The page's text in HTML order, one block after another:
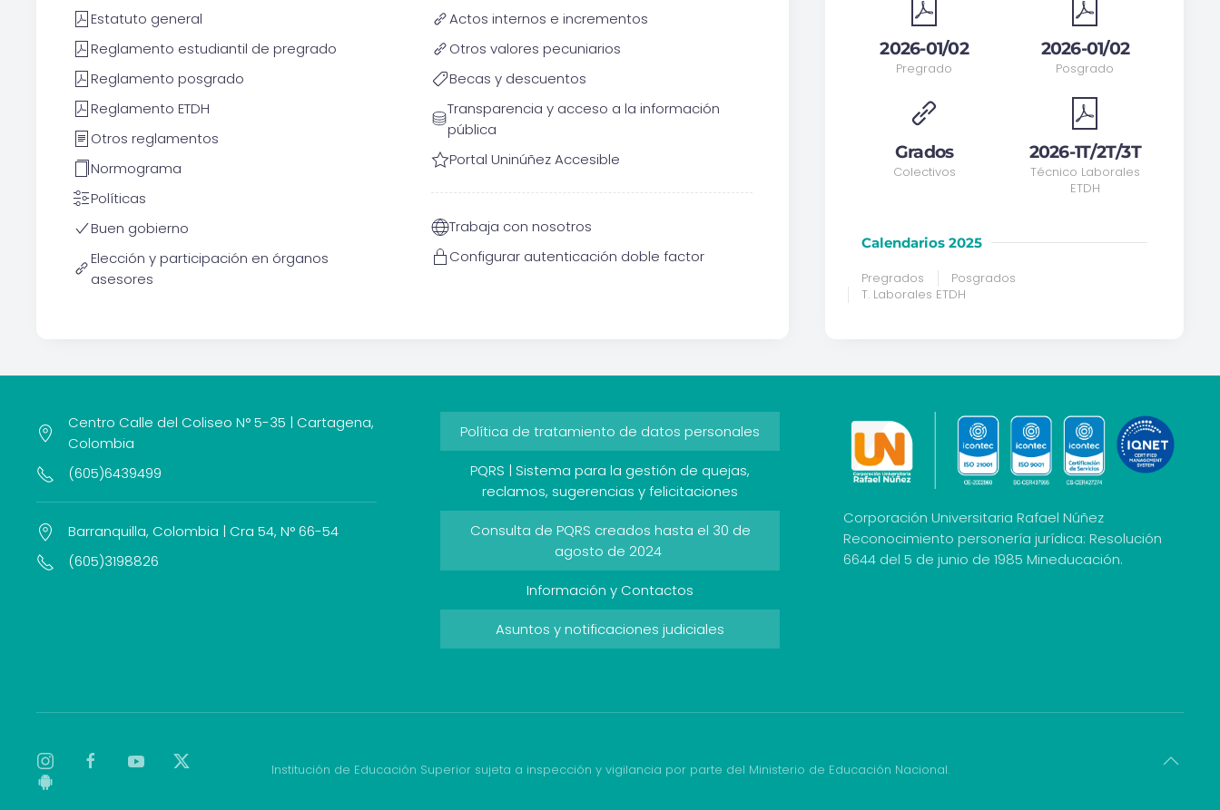
Estatuto general
Reglamento estudiantil de pregrado
Reglamento posgrado
Reglamento ETDH
Otros reglamentos
Normograma
Políticas
Buen gobierno
Elección y participación en órganos
asesores
Actos internos e incrementos
Otros valores pecuniarios
Becas y descuentos
Transparencia y acceso a la información
pública
Portal Uninúñez Accesible
Trabaja con nosotros
Configurar autenticación doble factor
2026-01/02
Pregrado
Grados
Colectivos
2026-01/02
Posgrado
2026-1T/2T/3T
Técnico Laborales
ETDH
Calendarios 2025
Pregrados
Posgrados
T. Laborales ETDH
Centro Calle del Coliseo N° 5-35 | Cartagena,
Colombia
(605)6439499
Barranquilla, Colombia | Cra 54, N° 66-54
(605)3198826
Política de tratamiento de datos personales
PQRS | Sistema para la gestión de quejas,
reclamos, sugerencias y felicitaciones
Consulta de PQRS creados hasta el 30 de
agosto de 2024
Información y Contactos
Asuntos y notificaciones judiciales
Corporación Universitaria Rafael Núñez
Reconocimiento personería jurídica: Resolución
6644 del 5 de junio de 1985 Mineducación.
Institución de Educación Superior sujeta a inspección y vigilancia por parte del Ministerio de Educación Nacional.